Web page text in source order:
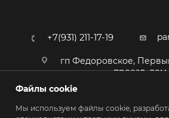
+7(931) 211-17-19
гп Федоровское,
проезд, дом
Файлы cookie
Мы используем файлы cookie,